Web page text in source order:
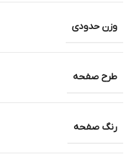
وزن حدودی
طرح صفحه
رنگ صفحه